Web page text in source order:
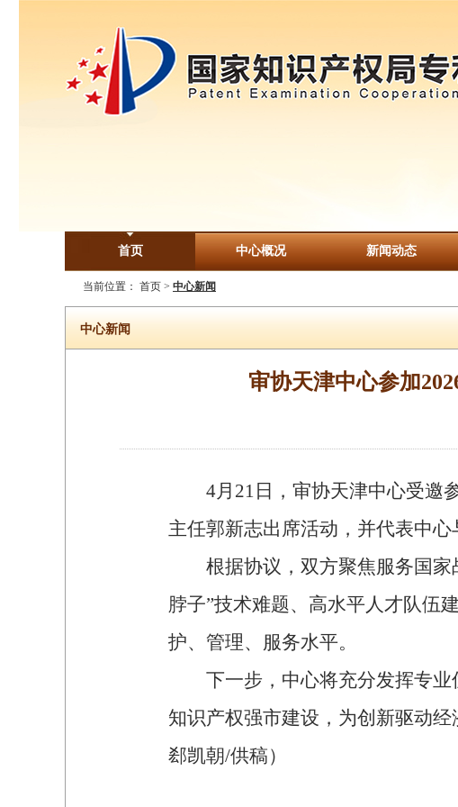
首页 中心概况 新闻动态
当前位置： 首页 > 中心新闻
中心新闻
审协天津中心参加
4月 21 日，审协天津中心受邀
主任郭新志出席活动，并代表中
根据协议，双方聚焦服务国
脖子”技术难题、高水平人才队伍
护、管理、服务水平。
下一步，中心将充分发挥专
知识产权强市建设，为创新驱动
郄凯朝/供稿）